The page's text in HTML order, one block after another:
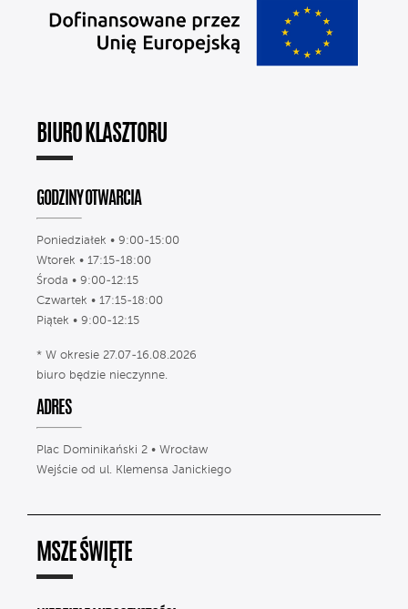
BIURO KLASZTORU
GODZINY OTWARCIA
Poniedziałek • 9:00-15:00
Wtorek • 17:15-18:00
Środa • 9:00-12:15
Czwartek • 17:15-18:00
Piątek • 9:00-12:15
* W okresie 27.07-16.08.2026
biuro będzie nieczynne.
ADRES
Plac Dominikański 2 • Wrocław
Wejście od ul. Klemensa Janickiego
MSZE ŚWIĘTE